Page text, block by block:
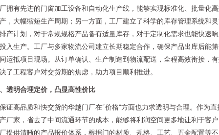
拥有先进的门窗加工设备和自动化生产线，能够实现标准化、批量化
，大幅缩短生产周期；另一方面，工厂建立了科学的库存管理系统和
产计划，对于常规规格产品备有适量库存，对于定制化需求也能快速
入生产。工厂与多家物流公司建立长期稳定合作，确保产品出库后能
运抵项目现场。从订单确认、生产制造到物流配送，全程高效衔接，
了工程客户对交货期的焦虑，助力项目顺利推进。
透明合理定价，凸显高性价比
证高品质和快交货的华越门厂在“价格”方面也力求透明与合理。作为直
厂家，省去了中间流通环节的成本，能够将利润空间更多地让利于客
提供清晰的产品报价体系，根据门的材质、规格、工艺、五金配置等不